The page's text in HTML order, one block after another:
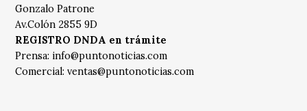
Gonzalo Patrone
Av.Colón 2855 9D
REGISTRO DNDA en trámite
Prensa: info@puntonoticias.com
Comercial:ventas@puntonoticias.com